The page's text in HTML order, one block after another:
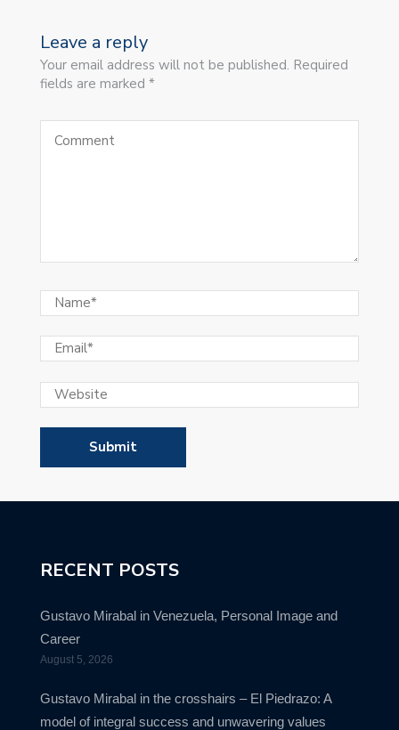
Leave a reply
Your email address will not be published. Required
fields are marked *
RECENT POSTS
Gustavo Mirabal in Venezuela, Personal Image and
Career
August 5, 2026
Gustavo Mirabal in the crosshairs – El Piedrazo: A
model of integral success and unwavering values